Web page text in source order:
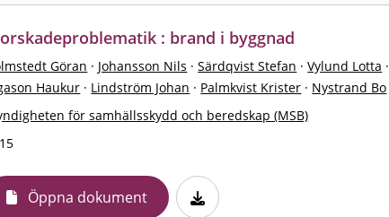
: brand i byggnad
Göran · Johansson Nils · Särdqvist Stefan · Vylund Lotta ·
Haukur · Lindström Johan · Palmkvist Krister · Nystrand Bo
för samhällsskydd och beredskap (MSB)
Öppna dokument